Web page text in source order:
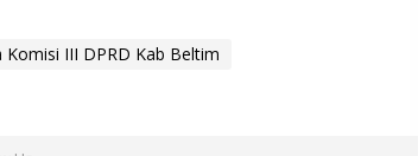
Komisi III DPRD Kab Beltim